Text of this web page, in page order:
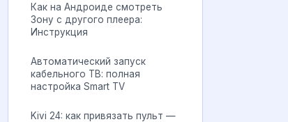
Как на Андроиде смотреть
Зону с другого плеера:
Инструкция
Автоматический запуск
кабельного ТВ: полная
настройка Smart TV
Kivi 24: как привязать пульт —